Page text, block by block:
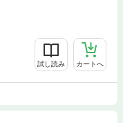
試し読み カートへ